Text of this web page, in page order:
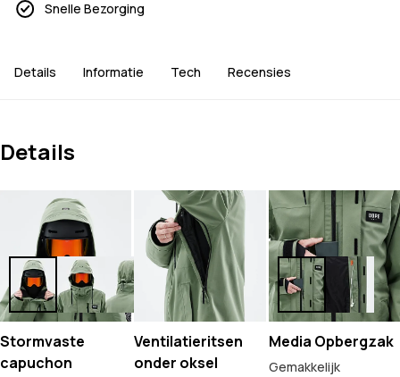
Snelle Bezorging
Details Informatie Tech Recensies
Details
Stormvaste
capuchon
Ventilatieritsen
onder oksel
Media Opbergzak
Gemakkelijk